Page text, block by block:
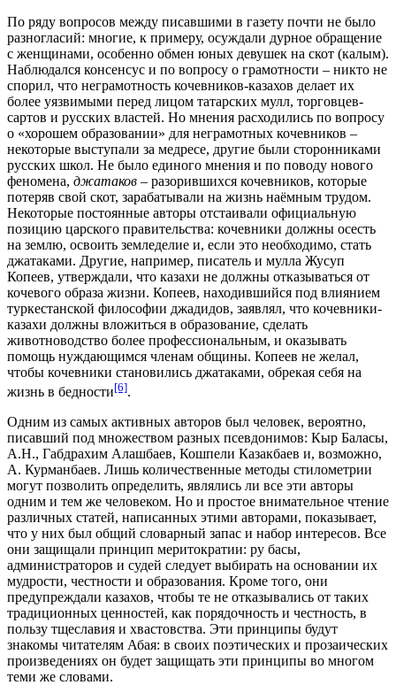
По ряду вопросов между писавшими в газету почти не было
разногласий: многие, к примеру, осуждали дурное обращение
с женщинами, особенно обмен юных девушек на скот (калым).
Наблюдался консенсус и по вопросу о грамотности – никто не
спорил, что неграмотность кочевников-казахов делает их
более уязвимыми перед лицом татарских мулл, торговцев-
сартов и русских властей. Но мнения расходились по вопросу
о «хорошем образовании» для неграмотных кочевников –
некоторые выступали за медресе, другие были сторонниками
русских школ. Не было единого мнения и по поводу нового
феномена, джатаков – разорившихся кочевников, которые
потеряв свой скот, зарабатывали на жизнь наёмным трудом.
Некоторые постоянные авторы отстаивали официальную
позицию царского правительства: кочевники должны осесть
на землю, освоить земледелие и, если это необходимо, стать
джатаками. Другие, например, писатель и мулла Жусуп
Копеев, утверждали, что казахи не должны отказываться от
кочевого образа жизни. Копеев, находившийся под влиянием
туркестанской философии джадидов, заявлял, что кочевники-
казахи должны вложиться в образование, сделать
животноводство более профессиональным, и оказывать
помощь нуждающимся членам общины. Копеев не желал,
чтобы кочевники становились джатаками, обрекая себя на
жизнь в бедности[6].
Одним из самых активных авторов был человек, вероятно,
писавший под множеством разных псевдонимов: Кыр Баласы,
А.Н., Габдрахим Алашбаев, Кошпели Казакбаев и, возможно,
А. Курманбаев. Лишь количественные методы стилометрии
могут позволить определить, являлись ли все эти авторы
одним и тем же человеком. Но и простое внимательное чтение
различных статей, написанных этими авторами, показывает,
что у них был общий словарный запас и набор интересов. Все
они защищали принцип меритократии: ру басы,
администраторов и судей следует выбирать на основании их
мудрости, честности и образования. Кроме того, они
предупреждали казахов, чтобы те не отказывались от таких
традиционных ценностей, как порядочность и честность, в
пользу тщеславия и хвастовства. Эти принципы будут
знакомы читателям Абая: в своих поэтических и прозаических
произведениях он будет защищать эти принципы во многом
теми же словами.